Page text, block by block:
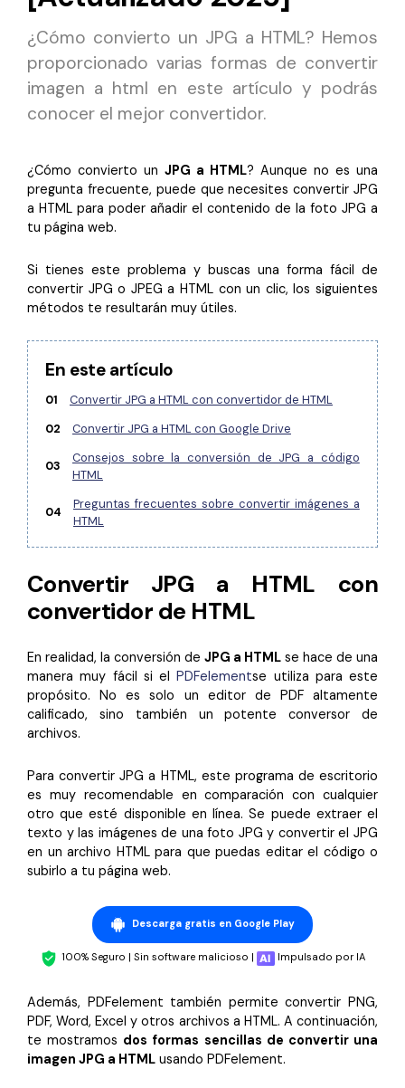
Censurar PDFNuevo
PDF OCR
Proteger PDF
Soluciones completas
Educación
Servicio de TI
Legal
Sanidad
Finanzas
Gobierno
Freelancer
Reseñas
Historias de clientes
Comparación de software
Usar mejor PDFelement
Especificaciones técnicas
Soporte de contacto
Guía del usuario
PDFelement para Windows
Videos tutoriales
PDFelement para Android
Centro de conocimiento
Explorar más
Descuento educativo
Adquiere PDFelement con descuento académico.
Centro de descargas
Descarga las herramientas de PDF.
Actualización
Actualizar a PDFelement V12.
¿Cómo convierto un JPG a HTML? Hemos
proporcionado varias formas de convertir
imagen a html en este artículo y podrás
conocer el mejor convertidor.
¿Cómo convierto un JPG a HTML? Aunque no es una
pregunta frecuente, puede que necesites convertir JPG
a HTML para poder añadir el contenido de la foto JPG a
tu página web.
Si tienes este problema y buscas una forma fácil de
convertir JPG o JPEG a HTML con un clic, los siguientes
métodos te resultarán muy útiles.
En este artículo
01
Convertir JPG a HTML con convertidor de HTML
02
Convertir JPG a HTML con Google Drive
03
Consejos sobre la conversión de JPG a código
HTML
04
Preguntas frecuentes sobre convertir imágenes a
HTML
Convertir JPG a HTML con
convertidor de HTML
En realidad, la conversión de JPG a HTML se hace de una
manera muy fácil si elPDFelementse utiliza para este
propósito. No es solo un editor de PDF altamente
calificado, sino también un potente conversor de
archivos.
Para convertir JPG a HTML, este programa de escritorio
es muy recomendable en comparación con cualquier
otro que esté disponible en línea. Se puede extraer el
texto y las imágenes de una foto JPG y convertir el JPG
en un archivo HTML para que puedas editar el código o
subirlo a tu página web.
Descarga gratis en Google Play
100% Seguro | Sin software malicioso | Impulsado por IA
Además, PDFelement también permite convertir PNG,
PDF, Word, Excel y otros archivos a HTML. A continuación,
te mostramos dos formas sencillas de convertir una
imagen JPG a HTML usando PDFelement.